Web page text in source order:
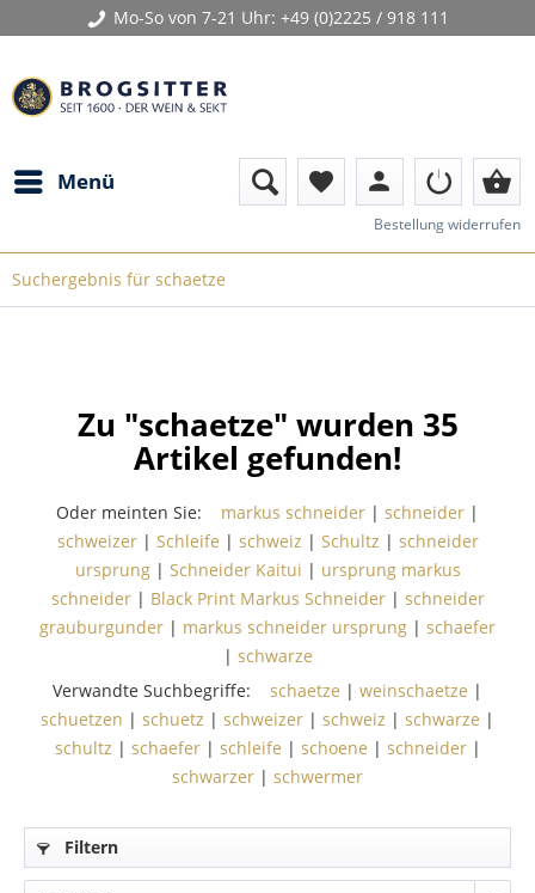
Mo-So von 7-21 Uhr: +49 (0)2225 / 918 111
Menü favorite person shopping_basket
Bestellung widerrufen
Suchergebnis für schaetze
Zu "schaetze" wurden 35
Artikel gefunden!
Oder meinten Sie: markus schneider | schneider |
schweizer| Schleife | schweiz | Schultz | schneider
ursprung| Schneider Kaitui | ursprung markus
schneider| Black Print Markus Schneider| schneider
grauburgunder | markus schneider ursprung | schaefer
| schwarze
Verwandte Suchbegriffe:
schaetze | weinschaetze |
schuetzen | schuetz | schweizer | schweiz | schwarze |
schultz | schaefer| schleife | schoene | schneider|
schwarzer | schwermer
Filtern